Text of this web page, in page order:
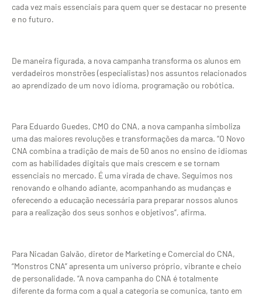
cada vez mais essenciais para quem quer se destacar no presente
e no futuro.
De maneira figurada, a nova campanha transforma os alunos em
verdadeiros monstrões (especialistas) nos assuntos relacionados
ao aprendizado de um novo idioma, programação ou robótica.
Para Eduardo Guedes, CMO do CNA, a nova campanha simboliza
uma das maiores revoluções e transformações da marca. “O Novo
CNA combina a tradição de mais de 50 anos no ensino de idiomas
com as habilidades digitais que mais crescem e se tornam
essenciais no mercado. É uma virada de chave. Seguimos nos
renovando e olhando adiante, acompanhando as mudanças e
oferecendo a educação necessária para preparar nossos alunos
para a realização dos seus sonhos e objetivos”, afirma.
Para Nicadan Galvão, diretor de Marketing e Comercial do CNA,
“Monstros CNA” apresenta um universo próprio, vibrante e cheio
de personalidade. “A nova campanha do CNA é totalmente
diferente da forma com a qual a categoria se comunica, tanto em